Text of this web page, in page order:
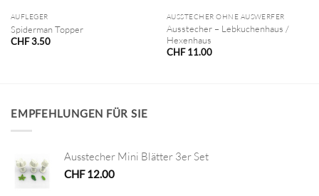
AUFLEGER
Spiderman Topper
CHF3.50
AUSSTECHER OHNE AUSWERFER
Ausstecher – Lebkuchenhaus /
Hexenhaus
CHF11.00
EMPFEHLUNGEN FÜR SIE
Ausstecher Mini Blätter 3er Set
CHF12.00